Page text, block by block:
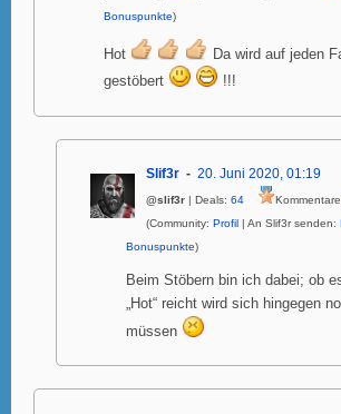
Bonuspunkte)
Hot
Da wird auf jeden
gestöbert
!!!
Slif3r 20. Juni 2020, 01:19
@slif3r | Deals: 64
(Community: Profil | An Slif3r senden:
Bonuspunkte)
Beim Stöbern bin ich dabei; ob
„Hot“ reicht wird sich hingegen
müssen